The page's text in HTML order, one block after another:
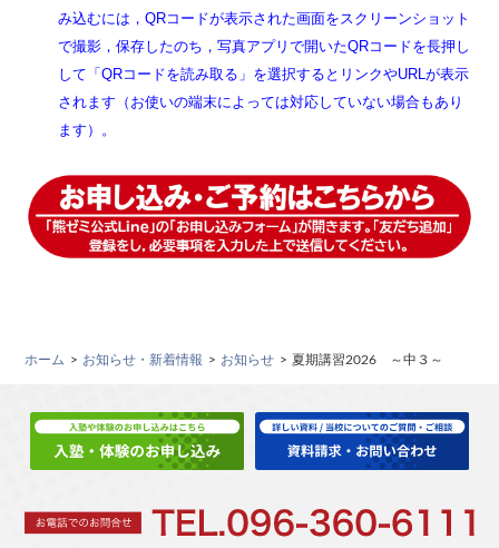
み込むには，QRコードが表示された画面をスクリーンショット
で撮影，保存したのち，写真アプリで開いたQRコードを長押し
して「QRコードを読み取る」を選択するとリンクやURLが表示
されます（お使いの端末によっては対応していない場合もあり
ます）。
ホーム お知らせ・新着情報 お知らせ 夏期講習2026 ～中３～